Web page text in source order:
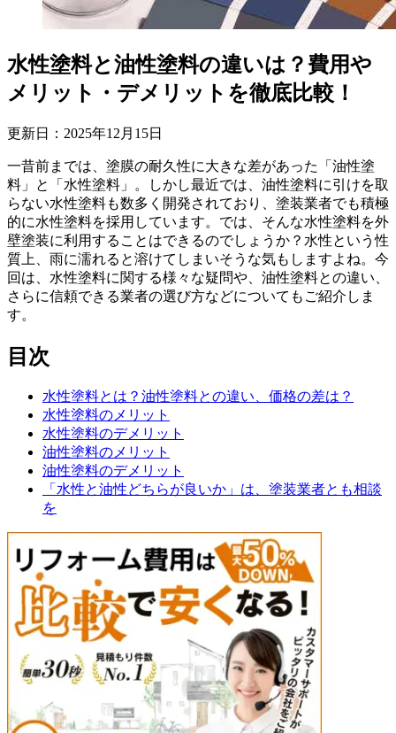
水性塗料と油性塗料の違いは？費用や
メリット・デメリットを徹底比較！
更新日： 2025年12 月 15日
一昔前までは、塗膜の耐久性に大きな差があった「油性塗
料」と「水性塗料」。しかし最近では、油性塗料に引けを取
らない水性塗料も数多く開発されており、塗装業者でも積極
的に水性塗料を採用しています。では、そんな水性塗料を外
壁塗装に利用することはできるのでしょうか？水性という性
質上、雨に濡れると溶けてしまいそうな気もしますよね。今
回は、水性塗料に関する様々な疑問や、油性塗料との違い、
さらに信頼できる業者の選び方などについてもご紹介しま
す。
目次
水性塗料とは？油性塗料との違い、価格の差は？
水性塗料のメリット
水性塗料のデメリット
油性塗料のメリット
油性塗料のデメリット
「水性と油性どちらが良いか」は、塗装業者とも相談
を